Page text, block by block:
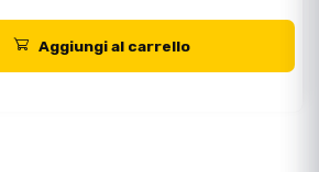
Aggiungi al carrello